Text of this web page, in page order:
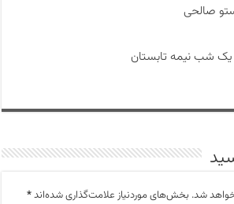
صالحی
یک شب نیمه تابستان
شد. بخش‌های موردنیاز علامت‌گذاری شده‌اند*